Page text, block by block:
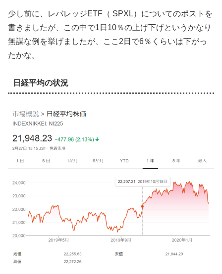
少し前に、レバレッジETF（ SPXL）についてのポストを
書きましたが、この中で1日10％の上げ下げというかなり
無謀な例を挙げましたが、ここ2日で6％くらいは下がっ
たかな。
日経平均の状況